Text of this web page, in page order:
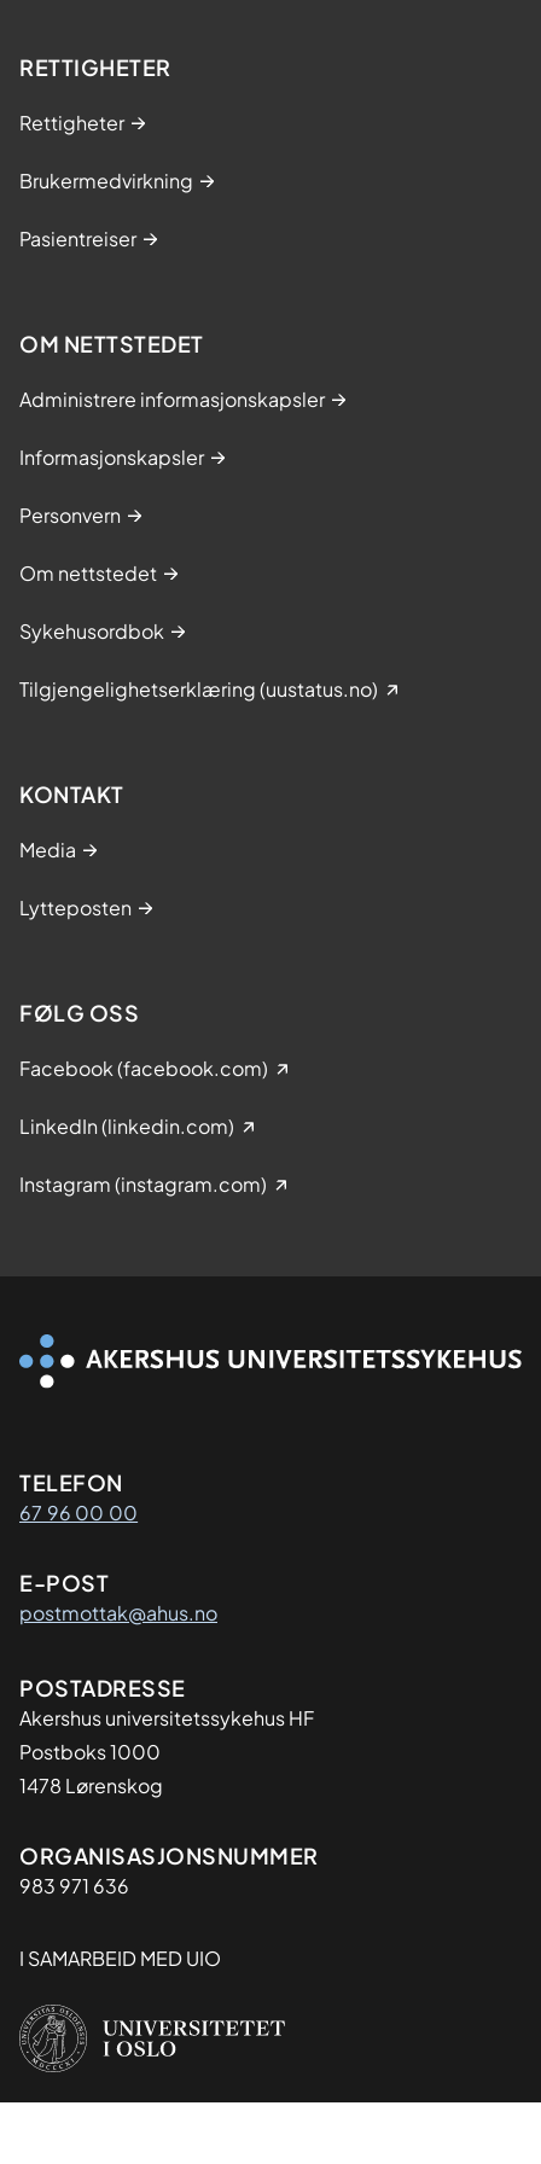
RETTIGHETER
Rettigheter
Brukermedvirkning
Pasientreiser
OM NETTSTEDET
Administrere informasjonskapsler
Informasjonskapsler
Personvern
Om nettstedet
Sykehusordbok
Tilgjengelighetserklæring (uustatus.no)
KONTAKT
Media
Lytteposten
FØLG OSS
Facebook (facebook.com)
LinkedIn (linkedin.com)
Instagram (instagram.com)
Kontaktinformasjon
TELEFON
67 96 00 00
E-POST
postmottak@ahus.no
Adresse
POSTADRESSE
Akershus universitetssykehus HF
Postboks 1000
1478 Lørenskog
Organisasjon
ORGANISASJONSNUMMER
983 971 636
I SAMARBEID MED UIO